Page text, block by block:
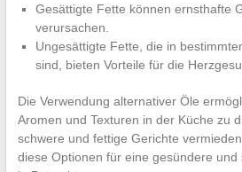
Gesättigte Fette können ernsthafte
verursachen.
Ungesättigte Fette, die in
sind, bieten Vorteile für die
Die Verwendung alternativer Öle
Aromen und Texturen in der Küche zu
schwere und fettige Gerichte
diese Optionen für eine gesündere und